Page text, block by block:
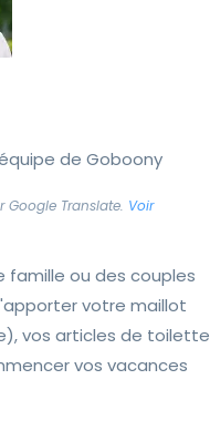
de Goboony
Translate. Voir
ou des couples
votre maillot
vos articles de toilette
vos vacances